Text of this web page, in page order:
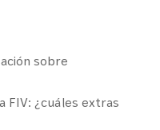
sobre
FIV: ¿cuáles extras